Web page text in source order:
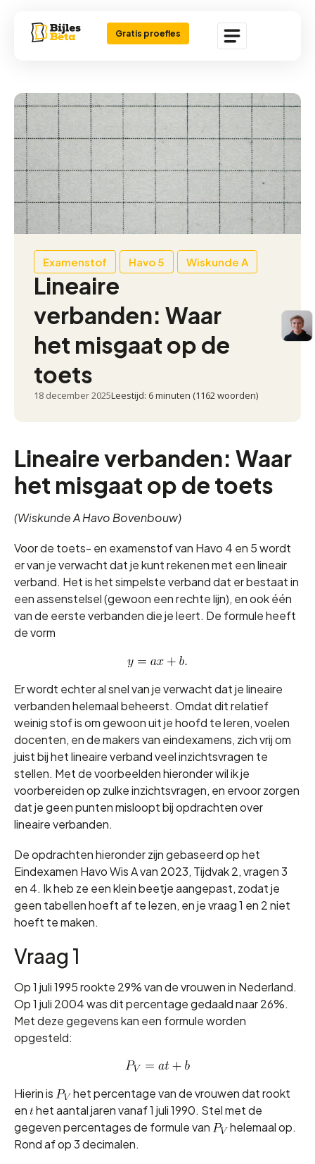
Gratis proefles
Examenstof Havo 5 Wiskunde A
Lineaire
verbanden: Waar
het misgaat op de
toets
18 december 2025Leestijd: 6 minuten (1162 woorden)
Lineaire verbanden: Waar
het misgaat op de toets
(Wiskunde A Havo Bovenbouw)
Voor de toets- en examenstof van Havo 4 en 5 wordt
er van je verwacht dat je kunt rekenen met een lineair
verband. Het is het simpelste verband dat er bestaat in
een assenstelsel (gewoon een rechte lijn), en ook één
van de eerste verbanden die je leert. De formule heeft
de vorm
Er wordt echter al snel van je verwacht dat je lineaire
verbanden helemaal beheerst. Omdat dit relatief
weinig stof is om gewoon uit je hoofd te leren, voelen
docenten, en de makers van eindexamens, zich vrij om
juist bij het lineaire verband veel inzichtsvragen te
stellen. Met de voorbeelden hieronder wil ik je
voorbereiden op zulke inzichtsvragen, en ervoor zorgen
dat je geen punten misloopt bij opdrachten over
lineaire verbanden.
De opdrachten hieronder zijn gebaseerd op het
Eindexamen Havo Wis A van 2023, Tijdvak 2, vragen 3
en 4. Ik heb ze een klein beetje aangepast, zodat je
geen tabellen hoeft af te lezen, en je vraag 1 en 2 niet
hoeft te maken.
Vraag 1
Op 1 juli 1995 rookte 29% van de vrouwen in Nederland.
Op 1 juli 2004 was dit percentage gedaald naar 26%.
Met deze gegevens kan een formule worden
opgesteld:
Hierin is
het percentage van de vrouwen dat rookt
en
het aantal jaren vanaf 1 juli 1990. Stel met de
gegeven percentages de formule van
helemaal op.
Rond af op 3 decimalen.